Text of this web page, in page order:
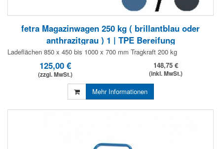
fetra Magazinwagen 250 kg ( brillantblau oder
anthrazitgrau ) 1 | TPE Bereifung
Ladeflächen 850 x 450 bis 1000 x 700 mm Tragkraft 200 kg
125,00 €
(zzgl. MwSt.)
148,75 €
(inkl. MwSt.)
Mehr Informationen